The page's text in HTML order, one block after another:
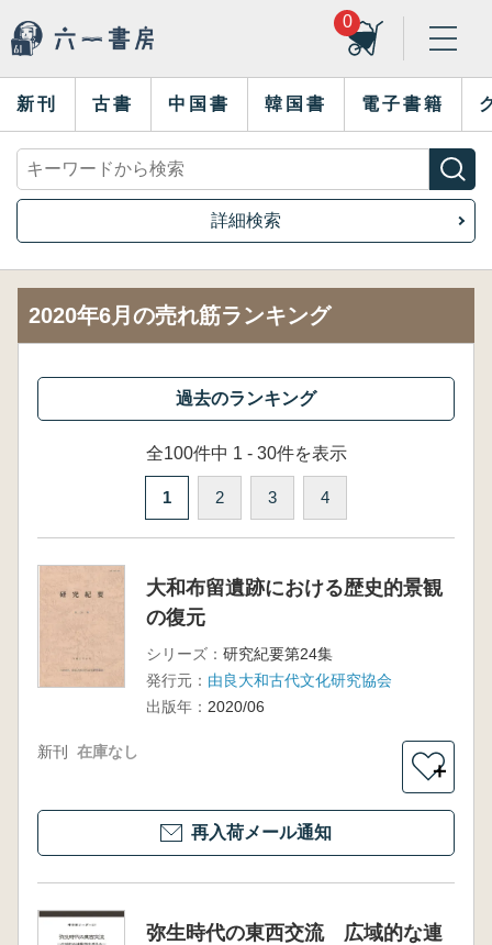
0
新刊 古書 中国書 韓国書 電子書籍
詳細検索
2020年6月の売れ筋ランキング
全100件中 1 - 30件を表示
1 2 3 4
大和布留遺跡における歴史的景観
の復元
シリーズ： 研究紀要第24集
発行元： 由良大和古代文化研究協会
出版年： 2020/06
新刊 在庫なし
＋
再入荷メール通知
弥生時代の東西交流 広域的な連